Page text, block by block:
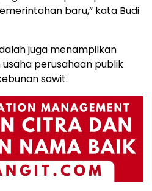
baru,” kata Budi
juga menampilkan
perusahaan publik
sawit.